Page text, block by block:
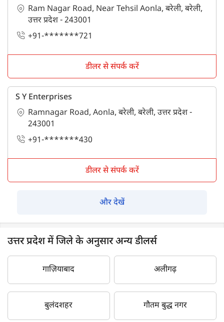
Ram Nagar Road, Near Tehsil Aonla, बरेली, बरेली,
उत्तर प्रदेश - 243001
+91-*******721
डीलर से संपर्क करें
S Y Enterprises
Ramnagar Road, Aonla, बरेली, बरेली, उत्तर प्रदेश -
243001
+91-*******430
डीलर से संपर्क करें
और देखें
उत्तर प्रदेश में जिले के अनुसार अन्य डीलर्स
गाज़ियाबाद अलीगढ़
बुलंदशहर गौतम बुद्ध नगर